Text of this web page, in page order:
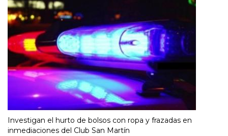
Investigan el hurto de bolsos con ropa y frazadas en
inmediaciones del Club San Martín